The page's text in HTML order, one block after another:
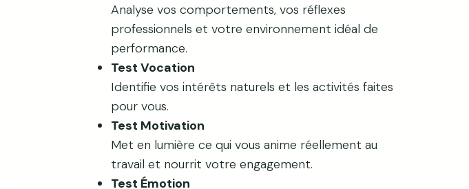
Analyse vos comportements, vos réflexes
professionnels et votre environnement idéal de
performance.
Test Vocation
Identifie vos intérêts naturels et les activités faites
pour vous.
Test Motivation
Met en lumière ce qui vous anime réellement au
travail et nourrit votre engagement.
Test Émotion